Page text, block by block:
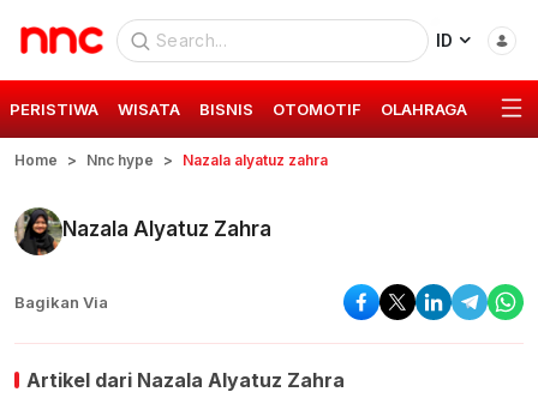
ID
PERISTIWA WISATA BISNIS OTOMOTIF OLAHRAGA GAYA
Home Nnc hype Nazala alyatuz zahra
Nazala Alyatuz Zahra
Bagikan Via
Artikel dari Nazala Alyatuz Zahra